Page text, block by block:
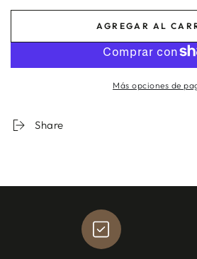
AGREGAR AL
Más opciones de
Share